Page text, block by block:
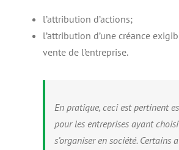
l’attribution d’actions;
l’attribution d’une créance
vente de l’entreprise.
En pratique, ceci est pertinent
pour les entreprises ayant
s’organiser en société. Certains